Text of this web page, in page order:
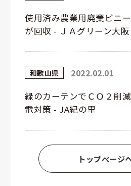
使用済み農業用廃棄ビニ
が回収 - ＪＡグリーン大阪
和歌山県 2022.02.01
緑のカーテンでＣＯ２削
電対策 - JA紀の里
トップページ